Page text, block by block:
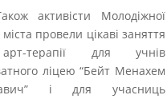
активісти Молодіжної
провели цікаві заняття
терапії для учнів
ліцею “Бейт Менахем
і для учасниць